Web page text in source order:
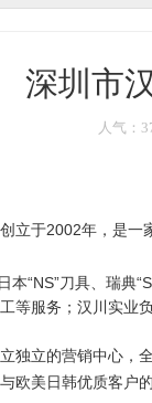
深圳市
人气：
于2002年，是一
本“NS”刀具、瑞
等服务；汉川实业
独立的营销中心，
欧美日韩优质客户